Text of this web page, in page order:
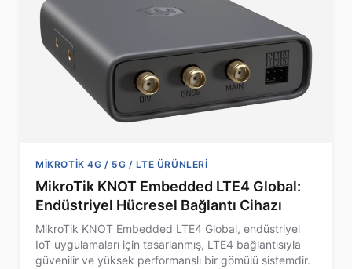
MIKROTIK 4G / 5G / LTE ÜRÜNLERI
MikroTik KNOT Embedded LTE4 Global:
Endüstriyel Hücresel Bağlantı Cihazı
MikroTik KNOT Embedded LTE4 Global, endüstriyel
IoT uygulamaları için tasarlanmış, LTE4 bağlantısıyla
güvenilir ve yüksek performanslı bir gömülü sistemdir.